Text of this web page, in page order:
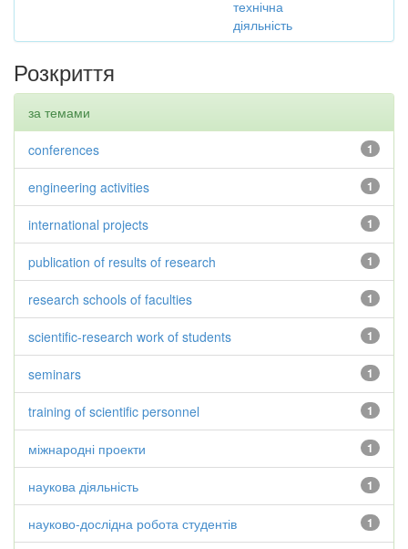
технічна
діяльність
Розкриття
за темами
1
conferences
1
engineering activities
1
international projects
1
publication of results of research
1
research schools of faculties
1
scientific-research work of students
1
seminars
1
training of scientific personnel
1
міжнародні проекти
1
наукова діяльність
1
науково-дослідна робота студентів